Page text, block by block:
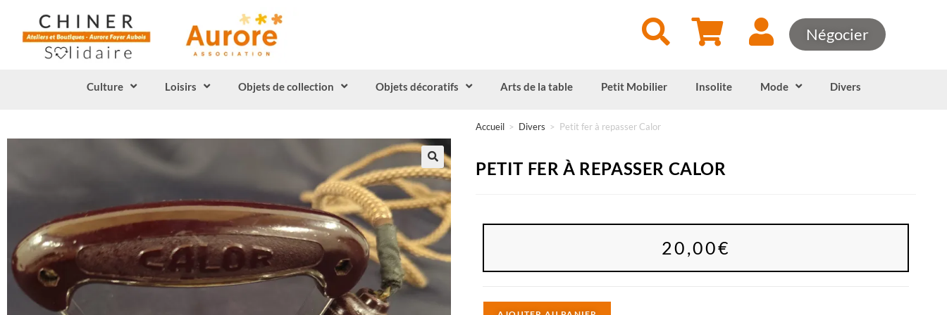
Négocier
Culture Loisirs Objets de collection Objets décoratifs Arts de la table Petit Mobilier Insolite Mode Divers
Accueil > Divers > Petit fer à repasser Calor
PETIT FER À REPASSER CALOR
20,00€